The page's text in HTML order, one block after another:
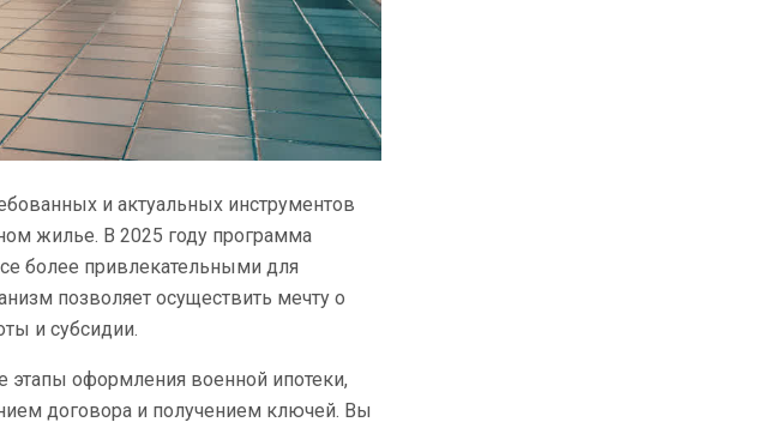
и актуальных инструментов
жилье. В 2025 году программа
более привлекательными для
позволяет осуществить мечту о
и субсидии.
этапы оформления военной ипотеки,
договора и получением ключей. Вы